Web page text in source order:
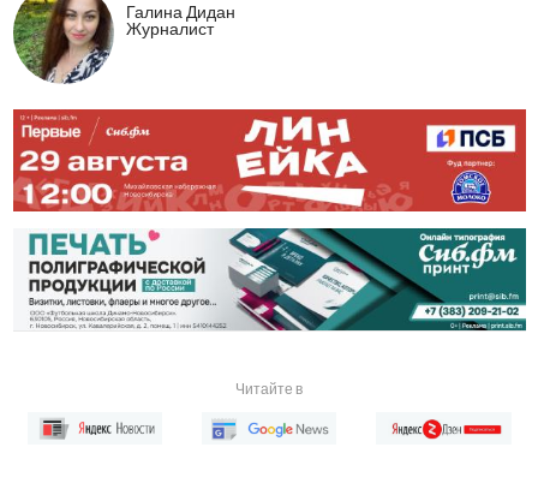
Галина Дидан
Журналист
Читайте в